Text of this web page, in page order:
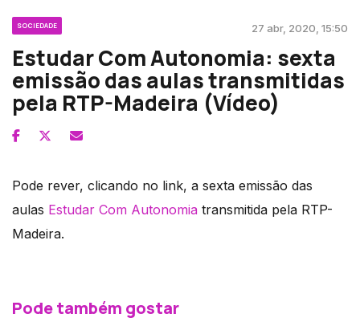
SOCIEDADE 27 abr, 2020, 15:50
Estudar Com Autonomia: sexta
emissão das aulas transmitidas
pela RTP-Madeira (Vídeo)
Pode rever, clicando no link, a sexta emissão das
aulas Estudar Com Autonomia transmitida pela RTP-
Madeira.
Pode também gostar